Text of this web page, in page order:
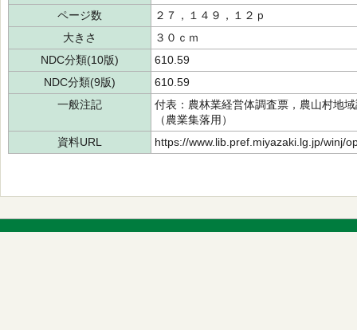
ページ数
２７，１４９，１２ｐ
大きさ
３０ｃｍ
NDC分類(10版)
610.59
NDC分類(9版)
610.59
一般注記
付表：農林業経営体調査票，農山村地
（農業集落用）
資料URL
https://www.lib.pref.miyazaki.lg.jp/winj/